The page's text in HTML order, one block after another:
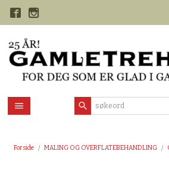
Forside MALING OG OVERFLATEBEHANDLING